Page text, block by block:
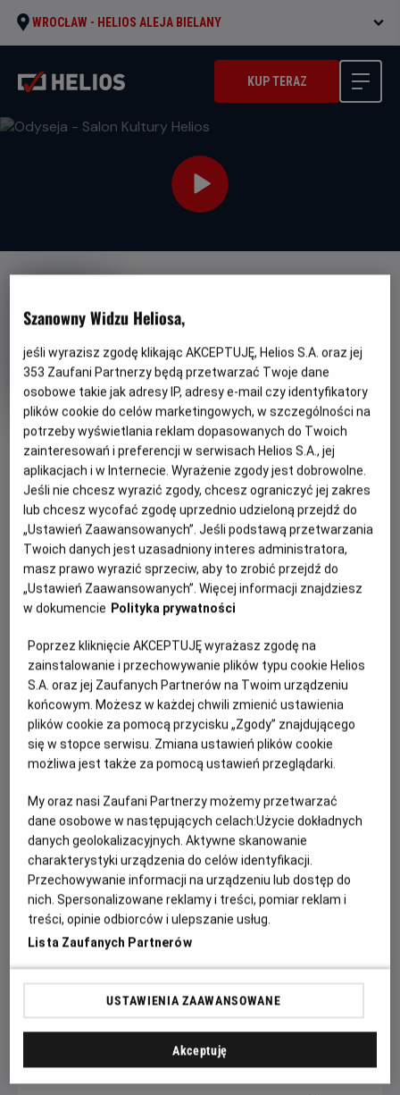
WROCŁAW - HELIOS ALEJA BIELANY
KUP TERAZ
OBSERWUJ
Odyseja - Salon Kultury Helios
Oryginalny
tytuł
The Odyssey Gatunek
Przygodowy / Akcja
Od 15 lat
Czas
trwania
202 min
8.5
REŻYSERIA
Christopher Nolan
SCENARIUSZ
Christopher Nolan
OBSADA
Anne Hathaway, Charlize Theron, Zendaya, Matt Damon, Tom
Holland, Robert Pattinson, Lupita Nyong'o
WIĘCEJ SZCZEGÓŁÓW
OPIS WYDARZENIA
Christopher Nolan, który nakręcił takie filmy jak
"Interstellar" oraz "Oppenheimer" jest znany z tego, że nie
boi się żadnego gatunku filmowego. Po świetnie przyjętym
opowiadającym historię powstania pierwszej bomby
atomowej, teraz reżyser pracuje nad adaptacją "Odysei".
To opowieść autorstwa Homera uznawana za jedno z
najważniejszych dzieł literatury zachodniej. Opowiada o
podróży Odyseusza, króla Itaki, który musi stawić czoła
licznym wyzwaniom próbując wrócić do domu po wojnie
trojańskiej.
Powstała już niejedna ekranizacja klasycznego dzieła
Homera, ale tym razem film nakręcony zostanie w
technologii IMAX i będzie pierwszym tak nowoczesnym
podejściem do "Odysei".
W filmie "Odysei" zobaczymy między innymi: Matta
Damona, Toma Hollanda, Anne Hathaway, Zendayę, Roberta
Pattinsona, Lupite Nyong'o oraz Charlize Theron.
Szanowny Widzu Heliosa,
jeśli wyrazisz zgodę klikając AKCEPTUJĘ, Helios S.A. oraz jej
353 Zaufani Partnerzy będą przetwarzać Twoje dane
osobowe takie jak adresy IP, adresy e-mail czy identyfikatory
plików cookie do celów marketingowych, w szczególności na
potrzeby wyświetlania reklam dopasowanych do Twoich
zainteresowań i preferencji w serwisach Helios S.A., jej
aplikacjach i w Internecie. Wyrażenie zgody jest dobrowolne.
Jeśli nie chcesz wyrazić zgody, chcesz ograniczyć jej zakres
lub chcesz wycofać zgodę uprzednio udzieloną przejdź do
„Ustawień Zaawansowanych”. Jeśli podstawą przetwarzania
Twoich danych jest uzasadniony interes administratora,
masz prawo wyrazić sprzeciw, aby to zrobić przejdź do
„Ustawień Zaawansowanych”. Więcej informacji znajdziesz
w dokumencie Polityka prywatności
Poprzez kliknięcie AKCEPTUJĘ wyrażasz zgodę na
zainstalowanie i przechowywanie plików typu cookie Helios
S.A. oraz jej Zaufanych Partnerów na Twoim urządzeniu
końcowym. Możesz w każdej chwili zmienić ustawienia
plików cookie za pomocą przycisku „Zgody” znajdującego
się w stopce serwisu. Zmiana ustawień plików cookie
możliwa jest także za pomocą ustawień przeglądarki.
My oraz nasi Zaufani Partnerzy możemy przetwarzać
dane osobowe w następujących celach:Użycie dokładnych
danych geolokalizacyjnych. Aktywne skanowanie
charakterystyki urządzenia do celów identyfikacji.
Przechowywanie informacji na urządzeniu lub dostęp do
nich. Spersonalizowane reklamy i treści, pomiar reklam i
treści, opinie odbiorców i ulepszanie usług.
Lista Zaufanych Partnerów
USTAWIENIA ZAAWANSOWANE
Akceptuję